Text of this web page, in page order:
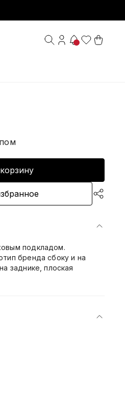
подкладом.
бренда сбоку и на
заднике, плоская